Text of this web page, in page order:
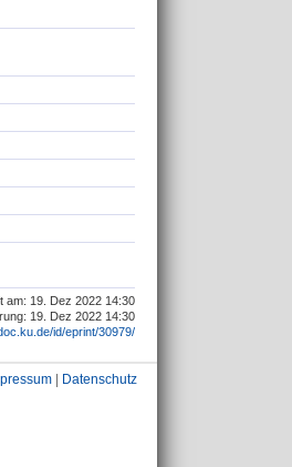
am: 19. Dez 2022 14:30
19. Dez 2022 14:30
id/eprint/30979/
Datenschutz